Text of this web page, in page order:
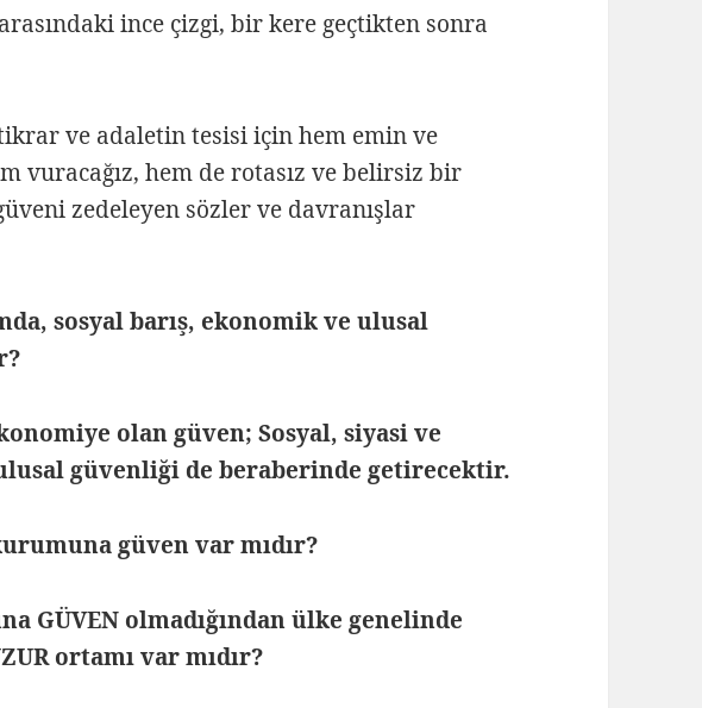
ince çizgi, bir kere geçtikten sonra
ve adaletin tesisi için hem emin ve
vuracağız, hem de rotasız ve belirsiz bir
zedeleyen sözler ve davranışlar
sosyal barış, ekonomik ve ulusal
olan güven; Sosyal, siyasi ve
güvenliği de beraberinde getirecektir.
güven var mıdır?
GÜVEN olmadığından ülke genelinde
ortamı var mıdır?